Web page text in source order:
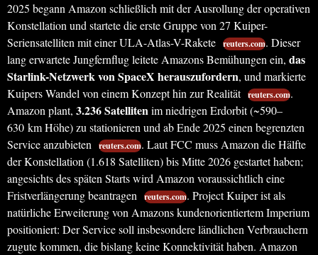
2025 begann Amazon schließlich mit der Ausrollung der operativen
Konstellation und startete die erste Gruppe von 27 Kuiper-
Seriensatelliten mit einer ULA-Atlas-V-Rakete reuters.com. Dieser
lang erwartete Jungfernflug leitete Amazons Bemühungen ein, das
Starlink-Netzwerk von SpaceX herauszufordern, und markierte
Kuipers Wandel von einem Konzept hin zur Realität reuters.com.
Amazon plant, 3.236 Satellitenim niedrigen Erdorbit (~590–
630 km Höhe) zu stationieren und ab Ende 2025 einen begrenzten
Service anzubieten reuters.com. Laut FCC muss Amazon die Hälfte
der Konstellation (1.618 Satelliten) bis Mitte 2026 gestartet haben;
angesichts des späten Starts wird Amazon voraussichtlich eine
Fristverlängerung beantragen reuters.com. Project Kuiper ist als
natürliche Erweiterung von Amazons kundenorientiertem Imperium
positioniert: Der Service soll insbesondere ländlichen Verbrauchern
zugute kommen, die bislang keine Konnektivität haben. Amazon